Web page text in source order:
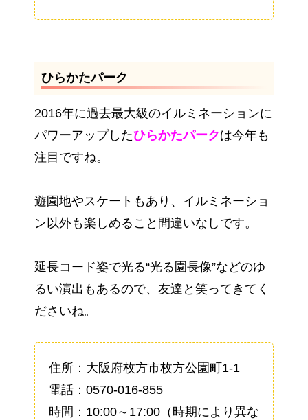
ひらかたパーク
2016年に過去最大級のイルミネーションに
パワーアップしたひらかたパークは今年も
注目ですね。
遊園地やスケートもあり、イルミネーショ
ン以外も楽しめること間違いなしです。
延長コード姿で光る“光る園長像”などのゆ
るい演出もあるので、友達と笑ってきてく
ださいね。
住所：大阪府枚方市枚方公園町1-1
電話：0570-016-855
時間：10:00～17:00（時期により異な